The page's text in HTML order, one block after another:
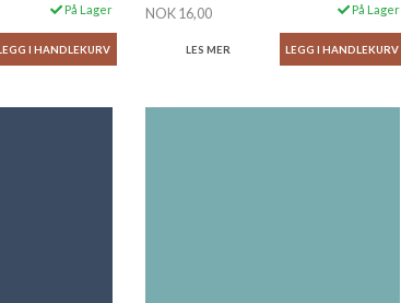
På Lager NOK 16,00 På Lager
LES MER